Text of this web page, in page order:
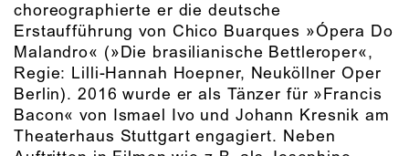
choreographierte er die deutsche
Erstaufführung von Chico Buarques »Ópera Do
Malandro« (»Die brasilianische Bettleroper«,
Regie: Lilli-Hannah Hoepner, Neuköllner Oper
Berlin). 2016 wurde er als Tänzer für »Francis
Bacon« von Ismael Ivo und Johann Kresnik am
Theaterhaus Stuttgart engagiert. Neben